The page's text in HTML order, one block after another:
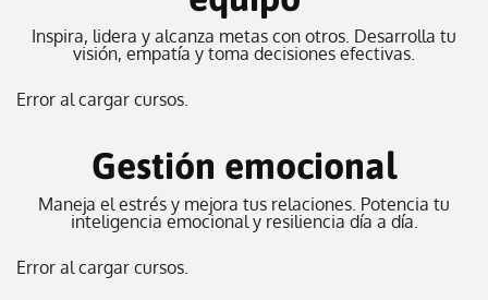
Inspira, lidera y alcanza metas con otros. Desarrolla tu
visión, empatía y toma decisiones efectivas.
Error al cargar cursos.
Gestión emocional
Maneja el estrés y mejora tus relaciones. Potencia tu
inteligencia emocional y resiliencia día a día.
Error al cargar cursos.